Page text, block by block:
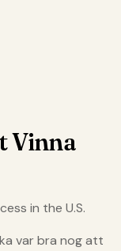
Vinna
in the U.S.
var bra nog att